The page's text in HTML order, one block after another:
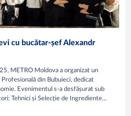
cu bucătar-șef Alexandr
METRO Moldova a organizat un
Profesională din Bubuieci, dedicat
Evenimentul s-a desfășurat sub
Tehnici și Selecție de Ingrediente